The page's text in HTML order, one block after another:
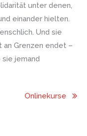
unter denen,
einander hielten.
Und sie
an Grenzen endet –
jemand
Onlinekurse